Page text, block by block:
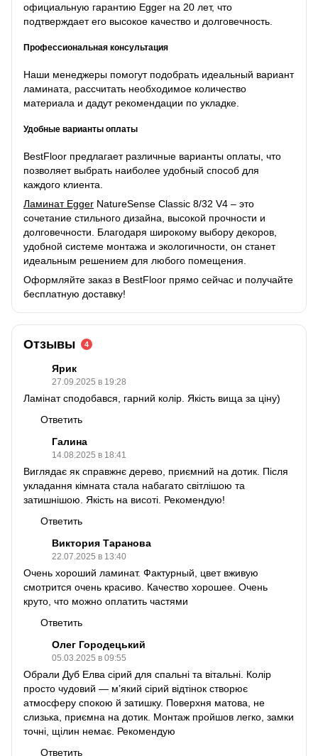
официальную гарантию Egger на 20 лет, что
подтверждает его высокое качество и долговечность.
Профессиональная консультация
Наши менеджеры помогут подобрать идеальный вариант
ламината, рассчитать необходимое количество
материала и дадут рекомендации по укладке.
Удобные варианты оплаты
BestFloor предлагает различные варианты оплаты, что
позволяет выбрать наиболее удобный способ для
каждого клиента.
Ламинат Egger NatureSense Classic 8/32 V4 – это
сочетание стильного дизайна, высокой прочности и
долговечности. Благодаря широкому выбору декоров,
удобной системе монтажа и экологичности, он станет
идеальным решением для любого помещения.
Оформляйте заказ в BestFloor прямо сейчас и получайте
бесплатную доставку!
Отзывы 4
Ярик
27.09.2025 в 19:28
Ламінат сподобався, гарний колір. Якість вища за ціну)
Ответить
Галина
14.08.2025 в 18:41
Виглядає як справжнє дерево, приємний на дотик. Після
укладання кімната стала набагато світлішою та
затишнішою. Якість на висоті. Рекомендую!
Ответить
Виктория Таранова
22.07.2025 в 13:40
Очень хороший ламинат. Фактурный, цвет вживую
смотрится очень красиво. Качество хорошее. Очень
круто, что можно оплатить частями
Ответить
Олег Городецький
05.03.2025 в 09:55
Обрали Дуб Елва сірий для спальні та вітальні. Колір
просто чудовий — м’який сірий відтінок створює
атмосферу спокою й затишку. Поверхня матова, не
слизька, приємна на дотик. Монтаж пройшов легко, замки
точні, щілин немає. Рекомендую
Ответить